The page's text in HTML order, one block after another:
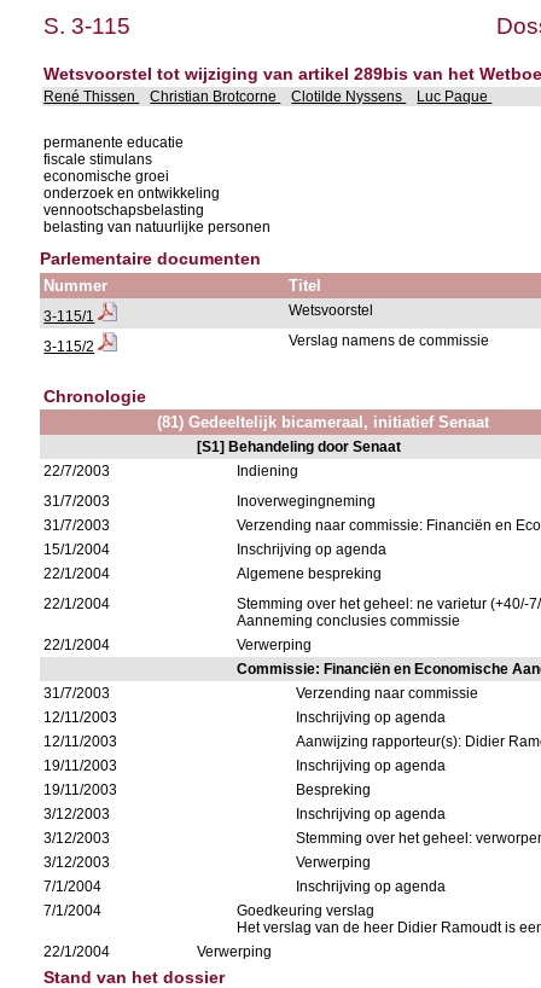
S. 3-115
Wetsvoorstel tot wijziging van artikel 289bis van het
René Thissen Christian Brotcorne Clotilde Nyssens Luc Paque
permanente educatie
fiscale stimulans
economische groei
onderzoek en ontwikkeling
vennootschapsbelasting
belasting van natuurlijke personen
Parlementaire documenten
Nummer Titel
3-115/1 Wetsvoorstel
3-115/2 Verslag namens de commissie
Chronologie
(81) Gedeeltelijk bicameraal, initiatief Senaat
[S1] Behandeling door Senaat
22/7/2003
Indiening
31/7/2003
Inoverwegingneming
31/7/2003
Verzending naar commissie: Financiën en
15/1/2004
Inschrijving op agenda
22/1/2004
Algemene bespreking
22/1/2004
Stemming over het geheel: ne varietur (+40/-
Aanneming conclusies commissie
22/1/2004
Verwerping
Commissie: Financiën en Economische
31/7/2003
Verzending naar commissie
12/11/2003
Inschrijving op agenda
12/11/2003
Aanwijzing rapporteur(s): Didier
19/11/2003
Inschrijving op agenda
19/11/2003
Bespreking
3/12/2003
Inschrijving op agenda
3/12/2003
Stemming over het geheel:
3/12/2003
Verwerping
7/1/2004
Inschrijving op agenda
7/1/2004
Goedkeuring verslag
Het verslag van de heer Didier Ramoudt is
22/1/2004
Verwerping
Stand van het dossier